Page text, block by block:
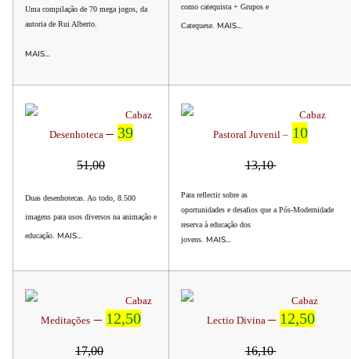
Uma compilação de 70 mega jogos, da
autoria de Rui Alberto
MAIS…
como catequista + Grupos e
Catequese. MAIS…
Cabaz
Desenhoteca– 39
51,00
Duas desenhotecas. Ao todo, 8.500
imagens para usos diversos na animação e
educação. MAIS…
Cabaz
Pastoral Juvenil – 10
13,10
Para reflectir sobre as
oportunidades e desafios que a Pós-Modernidade
reserva à educação dos
jovens. MAIS…
Cabaz
Meditações – 12,50
17,00
Cabaz
Lectio Divina– 12,50
16,10